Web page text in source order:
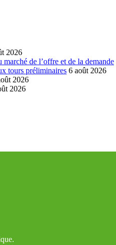
2026
de l’offre et de la demande
tours préliminaires 6 août 2026
2026
2026